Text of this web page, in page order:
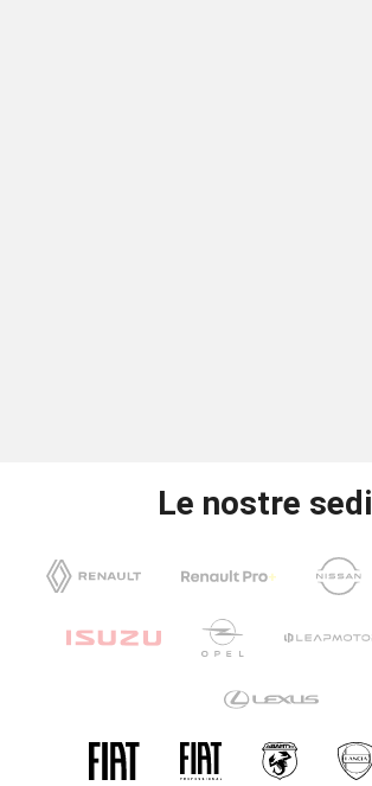
Le nostre sedi